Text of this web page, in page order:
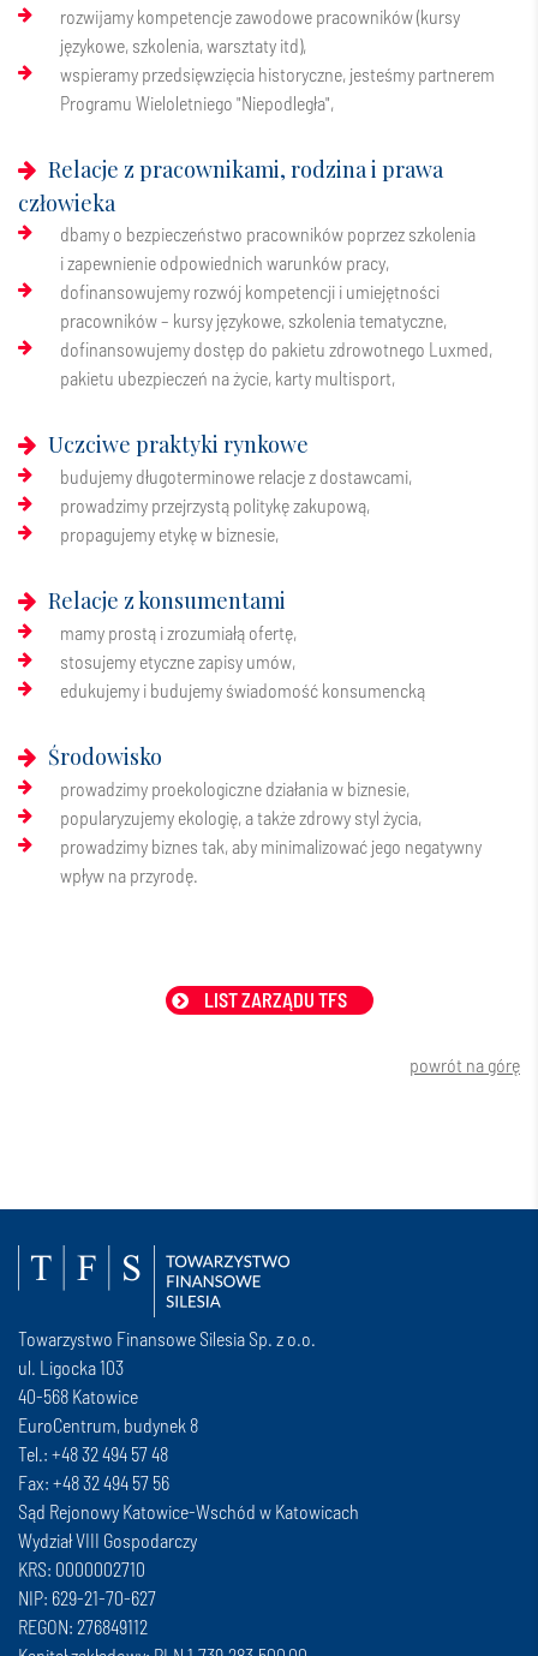
rozwijamy kompetencje zawodowe pracowników (kursy
językowe, szkolenia, warsztaty itd),
wspieramy przedsięwzięcia historyczne, jesteśmy partnerem
Programu Wieloletniego "Niepodległa",
Relacje z pracownikami, rodzina i prawa
człowieka
dbamy o bezpieczeństwo pracowników poprzez szkolenia
i zapewnienie odpowiednich warunków pracy,
dofinansowujemy rozwój kompetencji i umiejętności
pracowników – kursy językowe, szkolenia tematyczne,
dofinansowujemy dostęp do pakietu zdrowotnego Luxmed,
pakietu ubezpieczeń na życie, karty multisport,
Uczciwe praktyki rynkowe
budujemy długoterminowe relacje z dostawcami,
prowadzimy przejrzystą politykę zakupową,
propagujemy etykę w biznesie,
Relacje z konsumentami
mamy prostą i zrozumiałą ofertę,
stosujemy etyczne zapisy umów,
edukujemy i budujemy świadomość konsumencką
Środowisko
prowadzimy proekologiczne działania w biznesie,
popularyzujemy ekologię, a także zdrowy styl życia,
prowadzimy biznes tak, aby minimalizować jego negatywny
wpływ na przyrodę.
LIST ZARZĄDU TFS
powrót na górę
Towarzystwo Finansowe Silesia Sp. z o.o.
ul. Ligocka 103
40-568 Katowice
EuroCentrum, budynek 8
Tel.: +48 32 494 57 48
Fax: +48 32 494 57 56
Sąd Rejonowy Katowice-Wschód w Katowicach
Wydział VIII Gospodarczy
KRS: 0000002710
NIP: 629-21-70-627
REGON: 276849112